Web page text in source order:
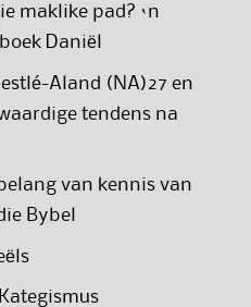
maklike pad? ‘n
Daniël
Aland (NA)27 en
tendens na
van kennis van
Bybel